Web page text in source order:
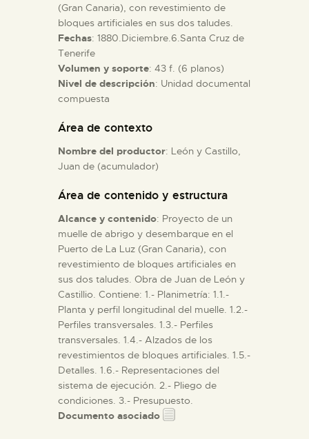
DIDÁCTICA
ESPAÑOL
(Gran Canaria), con revestimiento de
bloques artificiales en sus dos taludes.
Fechas: 1880.Diciembre.6.Santa Cruz de
Tenerife
Volumen y soporte: 43 f. (6 planos)
Nivel de descripción: Unidad documental
compuesta
Área de contexto
Nombre del productor: León y Castillo,
Juan de (acumulador)
Área de contenido y estructura
Alcance y contenido: Proyecto de un
muelle de abrigo y desembarque en el
Puerto de La Luz (Gran Canaria), con
revestimiento de bloques artificiales en
sus dos taludes. Obra de Juan de León y
Castillio. Contiene: 1.- Planimetría: 1.1.-
Planta y perfil longitudinal del muelle. 1.2.-
Perfiles transversales. 1.3.- Perfiles
transversales. 1.4.- Alzados de los
revestimientos de bloques artificiales. 1.5.-
Detalles. 1.6.- Representaciones del
sistema de ejecución. 2.- Pliego de
condiciones. 3.- Presupuesto.
Documento asociado